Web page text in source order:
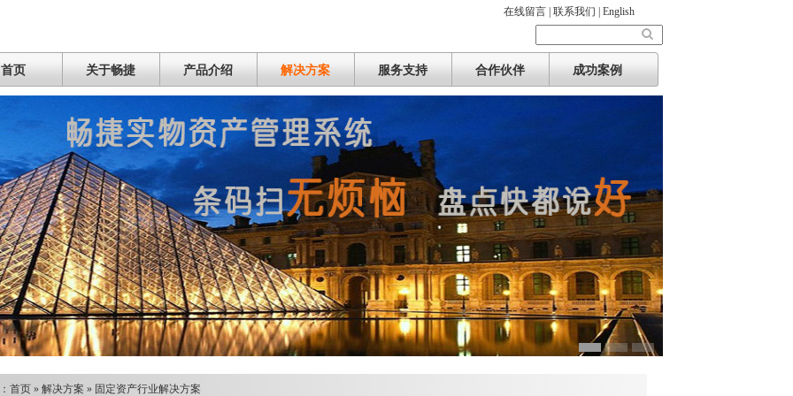
在线留言 | 联系我们 | English
首页 关于畅捷 产品介绍 解决方案 服务支持 合作伙伴 成功案例
首页 » 解决方案 » 固定资产行业解决方案